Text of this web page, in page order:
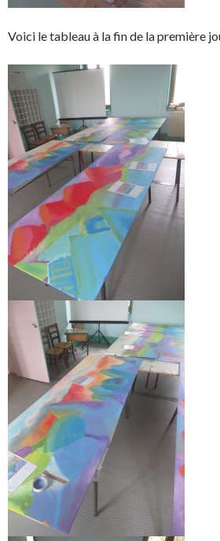
Voici le tableau à la fin de la première